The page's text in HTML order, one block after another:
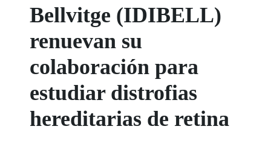
Bellvitge (IDIBELL)
renuevan su
colaboración para
estudiar distrofias
hereditarias de retina